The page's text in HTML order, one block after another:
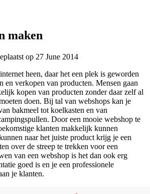
maken
op 27 June 2014
heen, daar het een plek is geworden
en verkopen van producten. Mensen gaan
kopen van producten zonder daar zelf al
doen. Bij tal van webshops kan je
bakmeel tot koelkasten en van
Door een mooie webshop te
klanten makkelijk kunnen
naar het juiste product krijg je een
over de streep te trekken voor een
van een webshop is het dan ook erg
goed is en je een professionele
je klanten.